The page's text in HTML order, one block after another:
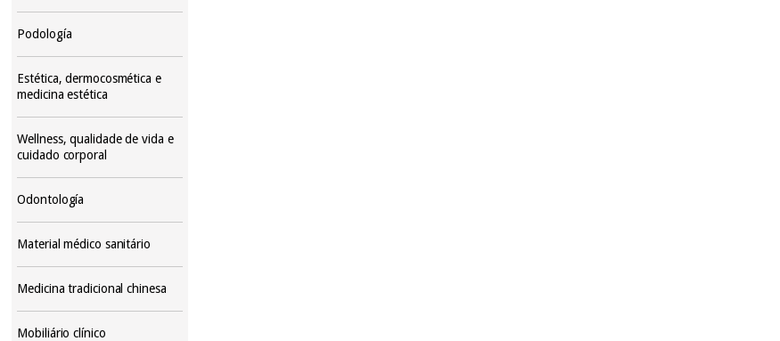
Podología
Estética, dermocosmética e
medicina estética
Wellness, qualidade de vida e
cuidado corporal
Odontología
Material médico sanitário
Medicina tradicional chinesa
Mobiliário clínico